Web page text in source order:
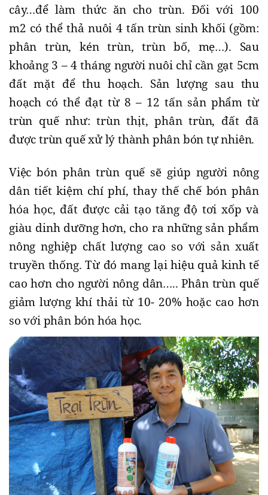
cây…để làm thức ăn cho trùn. Đối với 100
m2 có thể thả nuôi 4 tấn trùn sinh khối (gồm:
phân trùn, kén trùn, trùn bố, mẹ…). Sau
khoảng 3 – 4 tháng người nuôi chỉ cần gạt 5cm
đất mặt để thu hoạch. Sản lượng sau thu
hoạch có thể đạt từ 8 – 12 tấn sản phẩm từ
trùn quế như: trùn thịt, phân trùn, đất đã
được trùn quế xử lý thành phân bón tự nhiên.
Việc bón phân trùn quế sẽ giúp người nông
dân tiết kiệm chí phí, thay thế chế bón phân
hóa học, đất được cải tạo tăng độ tơi xốp và
giàu dinh dưỡng hơn, cho ra những sản phẩm
nông nghiệp chất lượng cao so với sản xuất
truyền thống. Từ đó mang lại hiệu quả kinh tế
cao hơn cho người nông dân….. Phân trùn quế
giảm lượng khí thải từ 10- 20% hoặc cao hơn
so với phân bón hóa học.